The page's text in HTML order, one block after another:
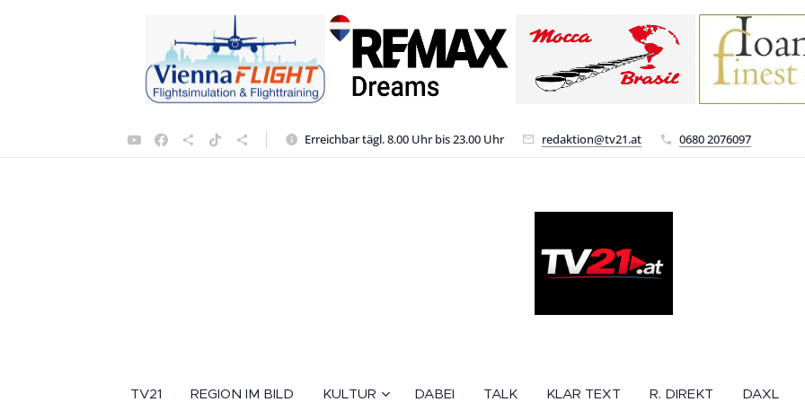
Erreichbar tägl. 8.00 Uhr bis 23.00 Uhr redaktion@tv21.at 0680 2076097
TV21 REGION IM BILD KULTUR DABEI TALK KLAR TEXT R. DIREKT DAXL